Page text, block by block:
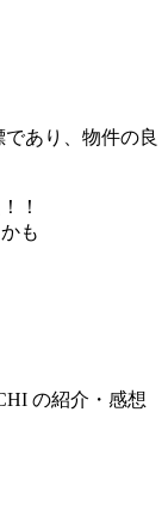
あり、物件の良
！
も
の紹介・感想